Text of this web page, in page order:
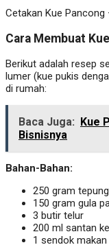
Cetakan Kue Pancong
Cara Membuat
Berikut adalah resep
lumer (kue pukis
di rumah:
Baca Juga: Kue
Bisnisnya
Bahan-Bahan:
250 gram
150 gram gula
3 butir telur
200 ml santan
1 sendok